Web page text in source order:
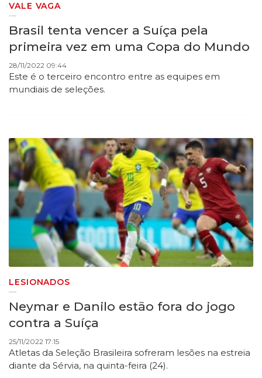
VALE VAGA
Brasil tenta vencer a Suíça pela
primeira vez em uma Copa do Mundo
28/11/2022 09:44
Este é o terceiro encontro entre as equipes em
mundiais de seleções.
LESIONADOS
Neymar e Danilo estão fora do jogo
contra a Suíça
25/11/2022 17:15
Atletas da Seleção Brasileira sofreram lesões na estreia
diante da Sérvia, na quinta-feira (24).